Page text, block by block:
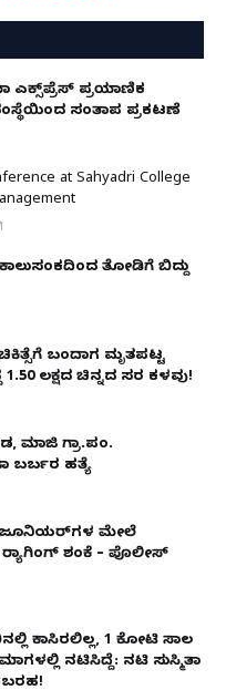
ಎಕ್ಸ್‌ಪ್ರೆಸ್ ಪ್ರಯಾಣಿಕ
ಸಂತಾಪ ಪ್ರಕಟಣೆ
at Sahyadri College
ತೋಡಿಗೆ ಬಿದ್ದು
ಬಂದಾಗ ಮೃತಪಟ್ಟ
ಲಕ್ಷದ ಚಿನ್ನದ ಸರ ಕಳವು!
ಮಾಜಿ ಗ್ರಾ.ಪಂ.
ಬರ್ಬರ ಹತ್ಯೆ
ಜೂನಿಯರ್‌ಗಳ ಮೇಲೆ
ಶಂಕೆ – ಪೊಲೀಸ್
ಕಾಸಿರಲಿಲ್ಲ, ₹1 ಕೋಟಿ ಸಾಲ
ನಟಿಸಿದ್ದೆ: ನಟಿ ಸುಸ್ಮಿತಾ